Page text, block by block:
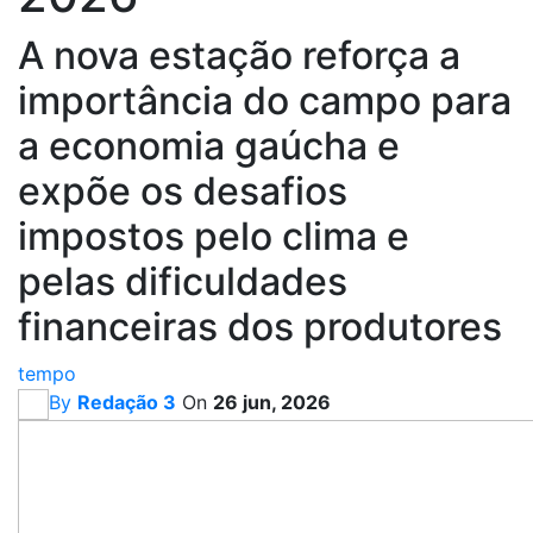
A nova estação reforça a
importância do campo para
a economia gaúcha e
expõe os desafios
impostos pelo clima e
pelas dificuldades
financeiras dos produtores
tempo
By Redação 3 On 26 jun, 2026